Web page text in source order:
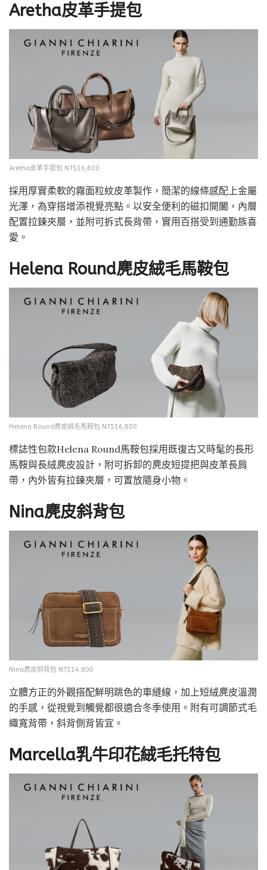
Aretha皮革手提包
Aretha皮革手提包 NT$16,800
採用厚實柔軟的霧面粒紋皮革製作，簡潔的線條感配上金屬
光澤，為穿搭增添視覺亮點。以安全便利的磁扣開闔，內層
配置拉鍊夾層，並附可拆式長背帶，實用百搭受到通勤族喜
愛。
Helena Round麂皮絨毛馬鞍包
Helena Round麂皮絨毛馬鞍包 NT$16,800
標誌性包款Helena Round馬鞍包採用既復古又時髦的長形
馬鞍與長絨麂皮設計，附可拆卸的麂皮短提把與皮革長肩
帶，內外皆有拉鍊夾層，可置放隨身小物。
Nina麂皮斜背包
Nina麂皮斜背包 NT$14,800
立體方正的外觀搭配鮮明跳色的車縫線，加上短絨麂皮溫潤
的手感，從視覺到觸覺都很適合冬季使用。附有可調節式毛
織寬背帶，斜背側背皆宜。
Marcella乳牛印花絨毛托特包